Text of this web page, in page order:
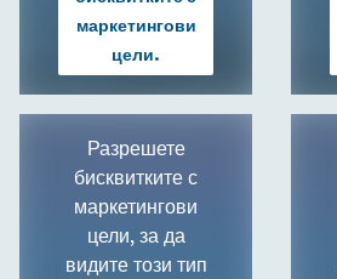
маркетингови
цели.
Разрешете
бисквитките с
маркетингови
цели, за да
видите този тип